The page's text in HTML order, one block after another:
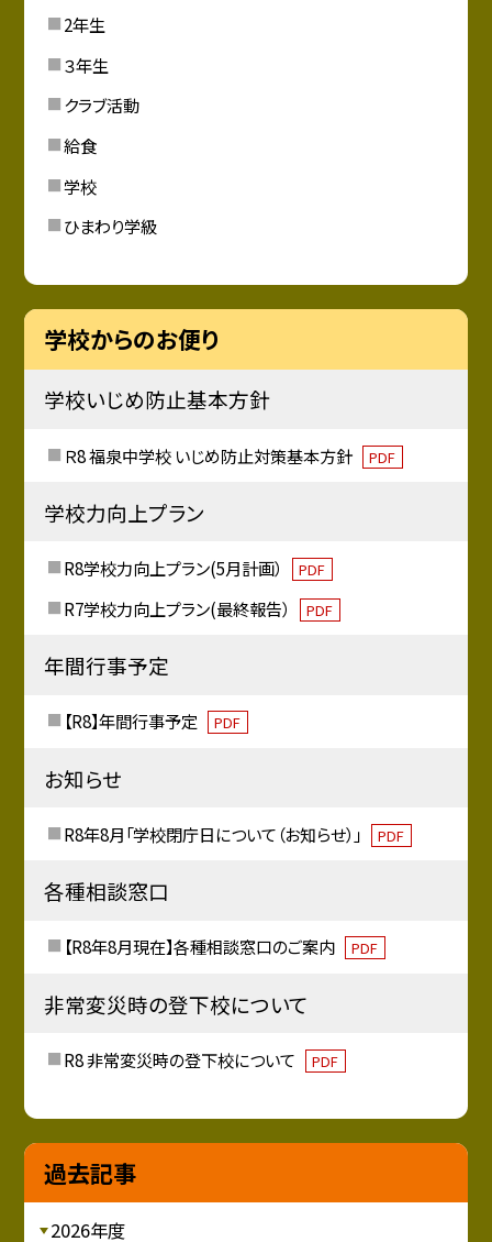
2年生
３年生
クラブ活動
給食
学校
ひまわり学級
学校からのお便り
学校いじめ防止基本方針
Ｒ8 福泉中学校 いじめ防止対策基本方針 PDF
学校力向上プラン
R8学校力向上プラン(5月計画） PDF
R7学校力向上プラン(最終報告） PDF
年間行事予定
【R8】年間行事予定 PDF
お知らせ
R8年8月「学校閉庁日について（お知らせ）」 PDF
各種相談窓口
【R8年8月現在】各種相談窓口のご案内 PDF
非常変災時の登下校について
R8 非常変災時の登下校について PDF
過去記事
2026年度